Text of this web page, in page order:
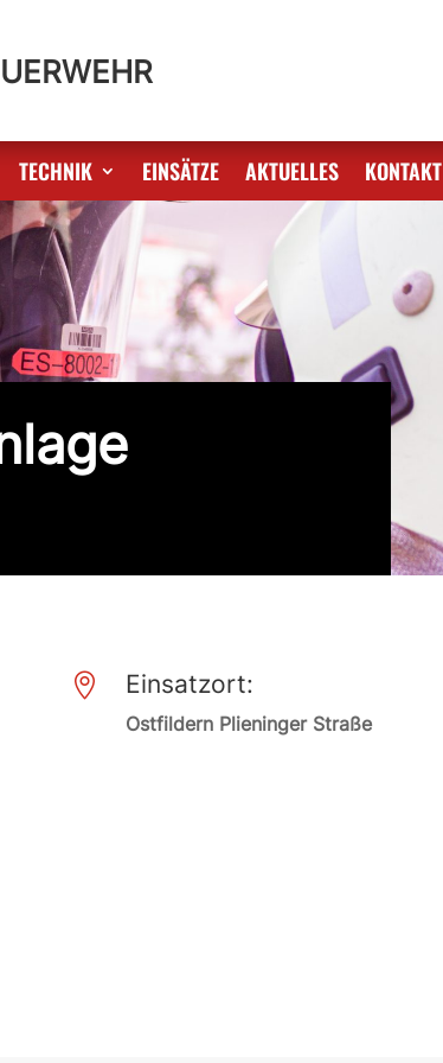
TECHNIK EINSÄTZE AKTUELLES KONTAKT
 Einsatzort:
Ostfildern Plieninger Straße